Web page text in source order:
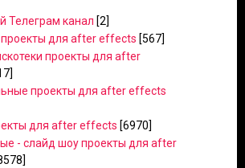
Телеграм канал [2]
проекты для after effects [567]
проекты для after
проекты для after effects
для after effects [6970]
- слайд шоу проекты для after